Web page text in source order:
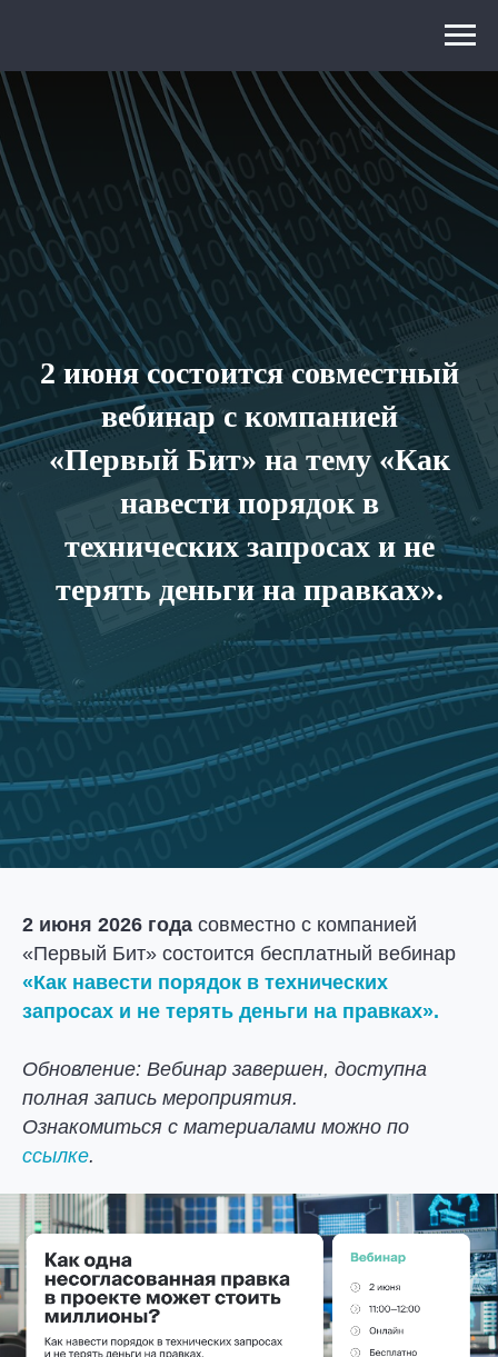
2 июня состоится совместный
вебинар с компанией
«Первый Бит» на тему«Как
навести порядок в
технических запросах и не
терять деньги на правках».
2 июня 2026 года совместно с компанией
«Первый Бит» состоится бесплатный вебинар
«Как навести порядок в технических
запросах и не терять деньги на правках».
Обновление: Вебинар завершен, доступна
полная запись мероприятия.
Ознакомиться с материалами можно по
ссылке.